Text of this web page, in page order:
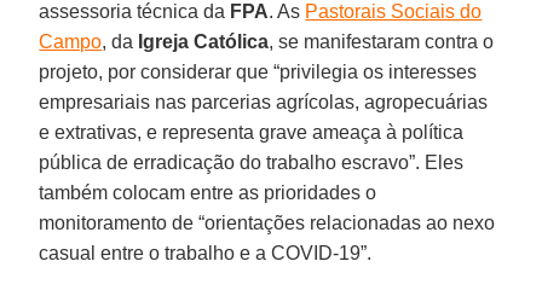
assessoria técnica da FPA. As Pastorais Sociais do
Campo, da Igreja Católica, se manifestaram contra o
projeto, por considerar que “privilegia os interesses
empresariais nas parcerias agrícolas, agropecuárias
e extrativas, e representa grave ameaça à política
pública de erradicação do trabalho escravo”. Eles
também colocam entre as prioridades o
monitoramento de “orientações relacionadas ao nexo
casual entre o trabalho e a COVID-19”.